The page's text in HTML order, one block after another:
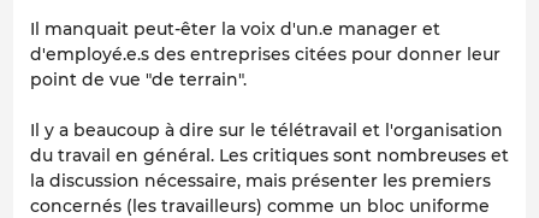
Il manquait peut-êter la voix d'un.e manager et
d'employé.e.s des entreprises citées pour donner leur
point de vue "de terrain".
Il y a beaucoup à dire sur le télétravail et l'organisation
du travail en général. Les critiques sont nombreuses et
la discussion nécessaire, mais présenter les premiers
concernés (les travailleurs) comme un bloc uniforme